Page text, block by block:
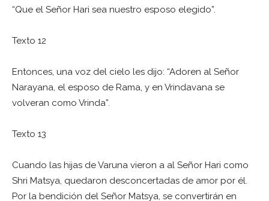
“Que el Señor Hari sea nuestro esposo elegido”.
Texto 12
Entonces, una voz del cielo les dijo: “Adoren al Señor
Narayana, el esposo de Rama, y ​​en Vrindavana se
volveran como Vrinda”.
Texto 13
Cuando las hijas de Varuna vieron a al Señor Hari como
Shri Matsya, quedaron desconcertadas de amor por él.
Por la bendición del Señor Matsya, se convertirán en